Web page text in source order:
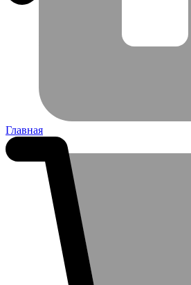
Главная